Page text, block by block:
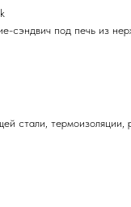
сэндвич под печь из
стали, термоизоляции,